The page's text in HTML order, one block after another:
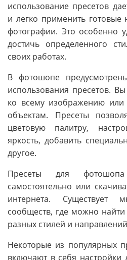
использование пресетов
и легко применить готовые
фотографии. Это особенно
достичь определенного
своих работах.
В фотошопе
использования пресетов.
ко всему изображению
объектам. Пресеты
цветовую палитру,
яркость, добавить
другое.
Пресеты для
самостоятельно или
интернета. Существует
сообществ, где можно
разных стилей и
Некоторые из популярных
включают в себя настройки